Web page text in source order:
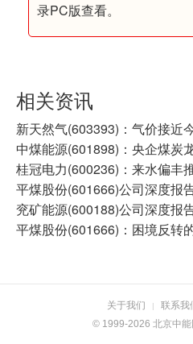
录PC版查看。
相关资讯
中煤能源(601898)：央企煤炭
桂冠电力(600236)：来水偏丰
平煤股份(601666)：困境反转
关于我们 | 联系我
© 1999-2026 北京中能